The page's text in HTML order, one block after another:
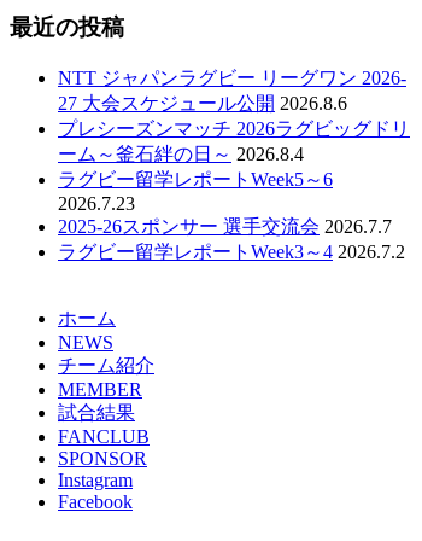
最近の投稿
NTT ジャパンラグビー リーグワン 2026-
27 大会スケジュール公開 2026.8.6
プレシーズンマッチ 2026ラグビッグドリ
ーム～釜石絆の日～ 2026.8.4
ラグビー留学レポートWeek5～6
2026.7.23
2025-26スポンサー 選手交流会 2026.7.7
ラグビー留学レポートWeek3～4 2026.7.2
ホーム
NEWS
チーム紹介
MEMBER
試合結果
FANCLUB
SPONSOR
Instagram
Facebook